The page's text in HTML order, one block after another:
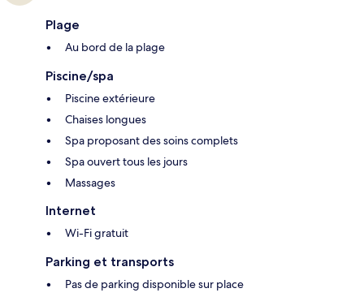
Plage
Au bord de la plage
Piscine/spa
Piscine extérieure
Chaises longues
Spa proposant des soins complets
Spa ouvert tous les jours
Massages
Internet
Wi-Fi gratuit
Parking et transports
Pas de parking disponible sur place